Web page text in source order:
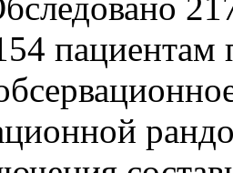
пациентам